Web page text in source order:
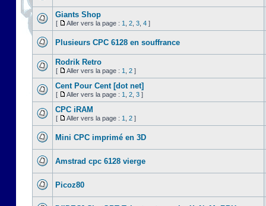
Giants Shop
[ Aller vers la page : 1 2 3 4 ]
Plusieurs CPC 6128 en souffrance
Rodrik Retro
[ Aller vers la page : 1 2 ]
Cent Pour Cent [dot net]
[ Aller vers la page : 1 2 3 ]
CPC iRAM
[ Aller vers la page : 1 2 ]
Mini CPC imprimé en 3D
Amstrad cpc 6128 vierge
Picoz80